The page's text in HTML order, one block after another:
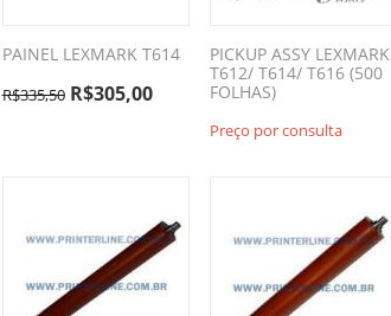
PAINEL LEXMARK T614
R$335,50 R$305,00
PICKUP ASSY LEXMARK
T612/ T614/ T616 (500
FOLHAS)
Preço por consulta